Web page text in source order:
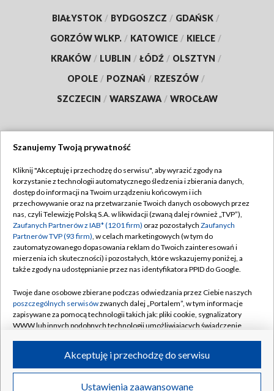
BIAŁYSTOK / BYDGOSZCZ / GDAŃSK /
GORZÓW WLKP. / KATOWICE / KIELCE /
KRAKÓW / LUBLIN / ŁÓDŹ / OLSZTYN /
OPOLE / POZNAŃ / RZESZÓW /
SZCZECIN / WARSZAWA / WROCŁAW
TVP
Abonament TVP
Emisja w TVP
Centrum informacji TVP
Naziemna Telewizja Cyfrowa
Rada Programowa
System NOS
Informacje o nadawcy
Program dla prasy
Regulamin TVP
Polityka prywatności
Moje zgody
Pomoc
Kontakt
Kanały
©2026 Telewizja Polska S.A. w likwidacji
Szanujemy Twoją prywatność
Kliknij "Akceptuję i przechodzę do serwisu", aby wyrazić zgody na
korzystanie z technologii automatycznego śledzenia i zbierania danych,
dostęp do informacji na Twoim urządzeniu końcowym i ich
przechowywanie oraz na przetwarzanie Twoich danych osobowych przez
nas, czyli Telewizję Polską S.A. w likwidacji (zwaną dalej również „TVP”),
Zaufanych Partnerów z IAB* (1201 firm) oraz pozostałych Zaufanych
Partnerów TVP (93 firm), w celach marketingowych (w tym do
zautomatyzowanego dopasowania reklam do Twoich zainteresowań i
mierzenia ich skuteczności) i pozostałych, które wskazujemy poniżej, a
także zgody na udostępnianie przez nas identyfikatora PPID do Google.
Twoje dane osobowe zbierane podczas odwiedzania przez Ciebie naszych
poszczególnych serwisówzwanych dalej „Portalem”, w tym informacje
zapisywane za pomocą technologii takich jak: pliki cookie, sygnalizatory
WWW lub innych podobnych technologii umożliwiających świadczenie
ruchu w Internecie.
Twoje dane osobowe zbierane podczas odwiedzania przez Ciebie
Ustawienia zaawansowane
Akceptuję i przechodzę do serwisu